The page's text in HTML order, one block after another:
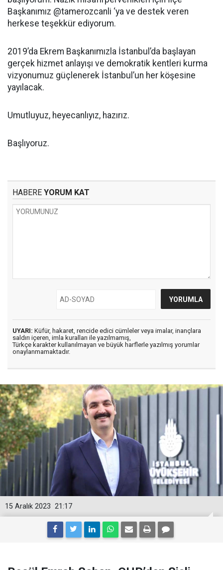
Başkanımız @tamerozcanli ‘ya ve destek veren
herkese teşekkür ediyorum.
2019’da Ekrem Başkanımızla İstanbul’da başlayan
gerçek hizmet anlayışı ve demokratik kentleri kurma
vizyonumuz güçlenerek İstanbul’un her köşesine
yayılacak.
Umutluyuz, heyecanlıyız, hazırız.
Başlıyoruz.
HABERE YORUM KAT
UYARI: Küfür, hakaret, rencide edici cümleler veya imalar, inançlara
saldırı içeren, imla kuralları ile yazılmamış,
Türkçe karakter kullanılmayan ve büyük harflerle yazılmış yorumlar
onaylanmamaktadır.
21:17
15 Aralık 2023